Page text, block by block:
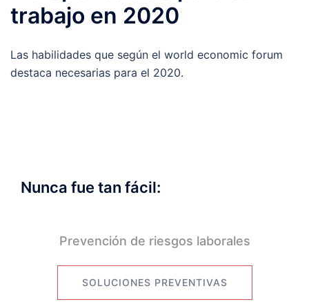
trabajo en 2020
Las habilidades que según el world economic forum
destaca necesarias para el 2020.
Nunca fue tan fácil:
Prevención de riesgos laborales
SOLUCIONES PREVENTIVAS